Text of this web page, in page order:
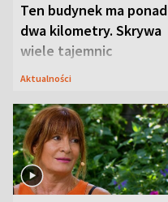
Ten budynek ma ponad
dwa kilometry. Skrywa
wiele tajemnic
Aktualności